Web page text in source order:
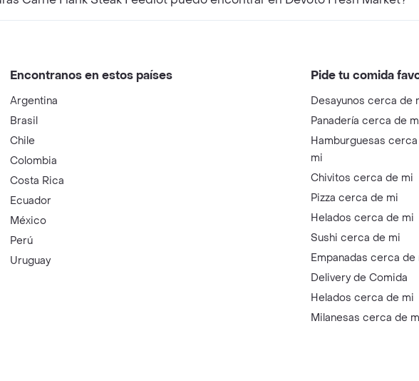
Encontranos en estos países
Argentina
Brasil
Chile
Colombia
Costa Rica
Ecuador
México
Perú
Uruguay
Pide tu comida
Desayunos cerca de
Panadería cerca de
Hamburguesas
mi
Chivitos cerca de mi
Pizza cerca de mi
Helados cerca de mi
Sushi cerca de mi
Empanadas cerca de
Delivery de Comida
Helados cerca de mi
Milanesas cerca de